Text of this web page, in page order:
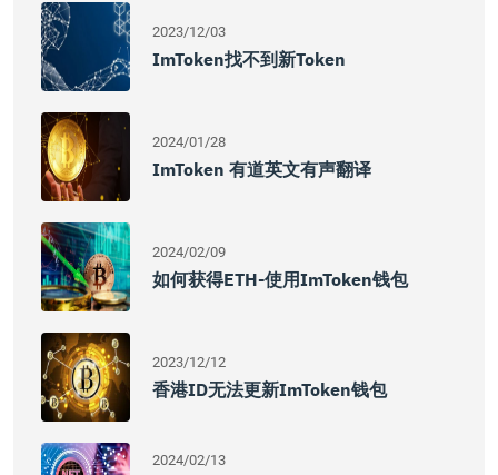
2023/12/03
ImToken找不到新token
2024/01/28
ImToken 有道英文有声翻译
2024/02/09
如何获得ETH-使用imToken钱包
2023/12/12
香港ID无法更新imToken钱包
2024/02/13